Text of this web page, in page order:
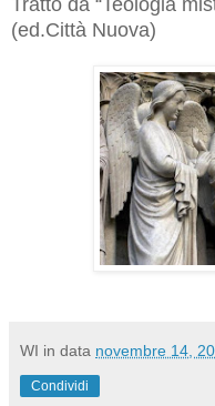
Tratto da “Teologia
(ed.Città Nuova)
WI in data novembre 14,
Condividi